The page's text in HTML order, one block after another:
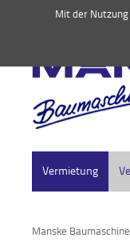
Vermietung
Manske
Mit der